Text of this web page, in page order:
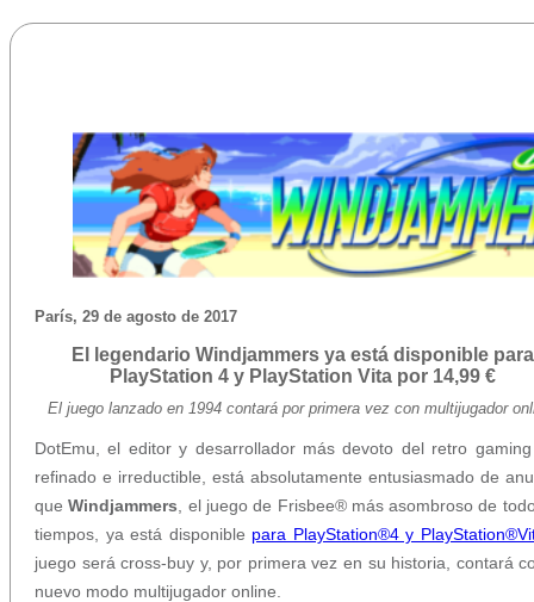
París, 29 de agosto de 2017
El legendario Windjammers ya está disponible para
PlayStation 4 y PlayStation Vita por 14,99 €
El juego lanzado en 1994 contará por primera vez con multijugador
DotEmu, el editor y desarrollador más devoto del retro
refinado e irreductible, está absolutamente entusiasmado de
queWindjammers , el juego de Frisbee® más asombroso de
tiempos, ya está disponible para PlayStation®4 y
juego será cross-buy y, por primera vez en su historia, contará
nuevo modo multijugador online.